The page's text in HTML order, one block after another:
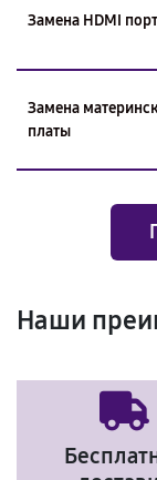
Замена HDMI
Замена
платы
Наши